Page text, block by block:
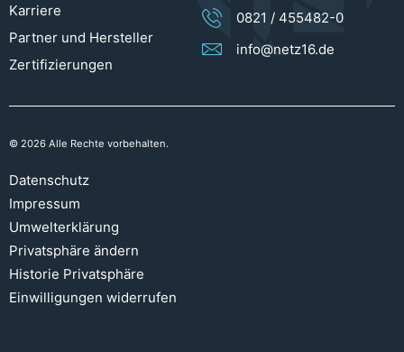
Karriere
Partner und Hersteller
Zertifizierungen
0821 / 455482-0
info@netz16.de
© 2026 Alle Rechte vorbehalten.
Datenschutz
Impressum
Umwelterklärung
Privatsphäre ändern
Historie Privatsphäre
Einwilligungen widerrufen